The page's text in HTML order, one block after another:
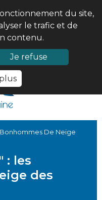
du site,
le trafic et de
contenu.
Je refuse
De Neige
: les
des